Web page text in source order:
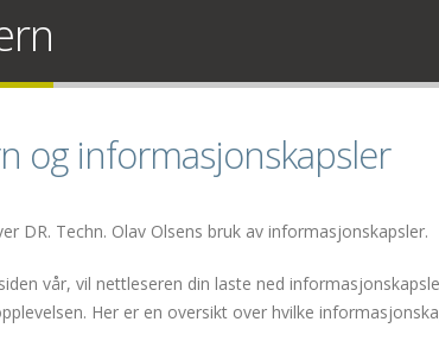
og informasjonskapsler
DR. Techn. Olav Olsens bruk av informasjonskapsler.
vår, vil nettleseren din laste ned
Her er en oversikt over hvilke